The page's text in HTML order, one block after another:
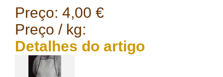
Preço: 4,00 €
Preço / kg:
Detalhes do artigo